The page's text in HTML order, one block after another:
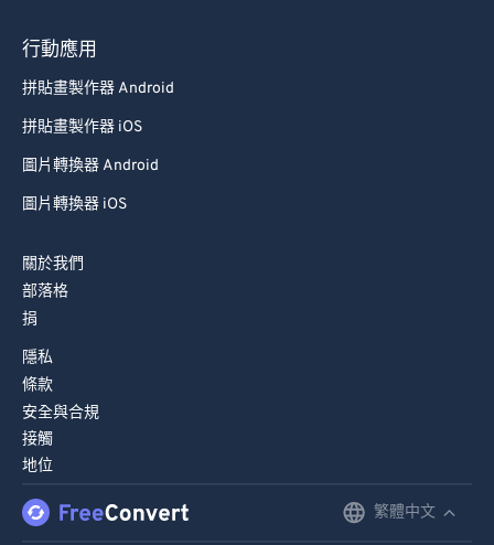
行動應用
拼貼畫製作器 Android
拼貼畫製作器 iOS
圖片轉換器 Android
圖片轉換器 iOS
關於我們
部落格
捐
隱私
條款
安全與合規
接觸
地位
繁體中文